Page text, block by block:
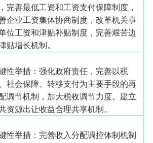
完善最低工资和工资支付保障制度，
企业工资集体协商制度，改革机关事
位工资和津贴补贴制度，完善艰苦边
贴增长机制。
性举措：强化政府责任，完善以税
社会保障、转移支付为主要手段的再
调节机制，加大税收调节力度。建立
资源出让收益合理共享机制。
性举措：完善收入分配调控体制机制